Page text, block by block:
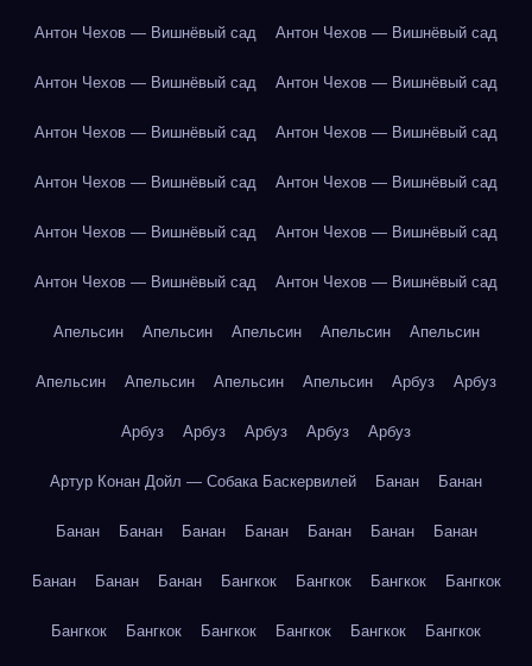
Антон Чехов — Вишнёвый сад Антон Чехов — Вишнёвый сад
Антон Чехов — Вишнёвый сад Антон Чехов — Вишнёвый сад
Антон Чехов — Вишнёвый сад Антон Чехов — Вишнёвый сад
Антон Чехов — Вишнёвый сад Антон Чехов — Вишнёвый сад
Антон Чехов — Вишнёвый сад Антон Чехов — Вишнёвый сад
Антон Чехов — Вишнёвый сад Антон Чехов — Вишнёвый сад
Апельсин Апельсин Апельсин Апельсин Апельсин
Апельсин Апельсин Апельсин Апельсин Арбуз Арбуз
Арбуз Арбуз Арбуз Арбуз Арбуз
Артур Конан Дойл — Собака Баскервилей Банан Банан
Банан Банан Банан Банан Банан Банан Банан
Банан Банан Банан Бангкок Бангкок Бангкок Бангкок
Бангкок Бангкок Бангкок Бангкок Бангкок Бангкок